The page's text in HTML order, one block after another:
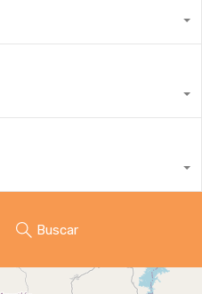
Buscar